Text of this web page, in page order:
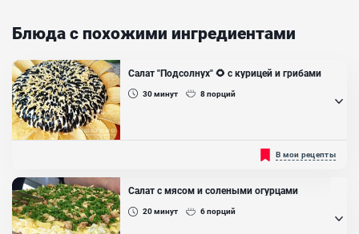
Блюда с похожими ингредиентами
Салат "Подсолнух" 🌻 с курицей и грибами
30минут 8порций
Аппетитный, красиво оформлен чипсами, чёрными оливками и
внешне похож на цветок подсолнуха. Его можно подать к
новогоднему столу, на семейное торжество, да и в любой будний
день, он эффектно будет смотреться и не останется
незамеченным....
В мои рецепты
Салат с мясом и солеными огурцами
20минут 6порций